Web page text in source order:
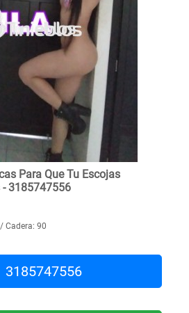
Para Que Tu Escojas
3185747556
Cadera: 90
3185747556